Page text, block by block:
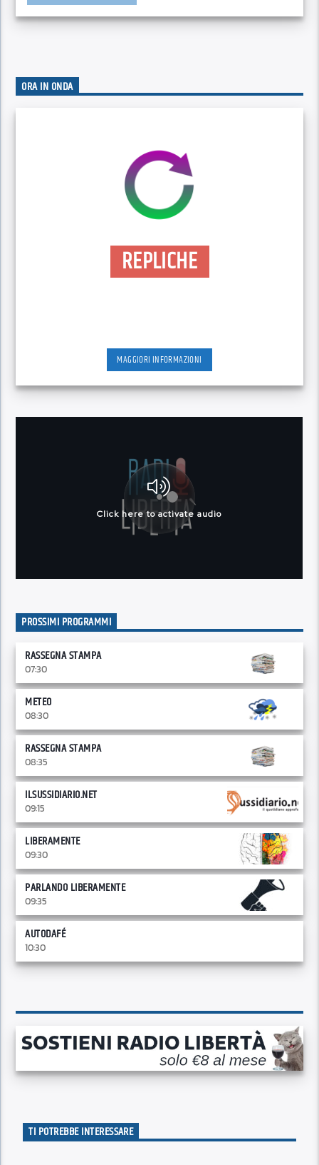
ORA IN ONDA
REPLICHE
MAGGIORI INFORMAZIONI
PROSSIMI PROGRAMMI
RASSEGNA STAMPA
07:30
METEO
08:30
RASSEGNA STAMPA
08:35
ILSUSSIDIARIO.NET
09:15
LIBERAMENTE
09:30
PARLANDO LIBERAMENTE
09:35
AUTODAFÉ
10:30
TI POTREBBE INTERESSARE